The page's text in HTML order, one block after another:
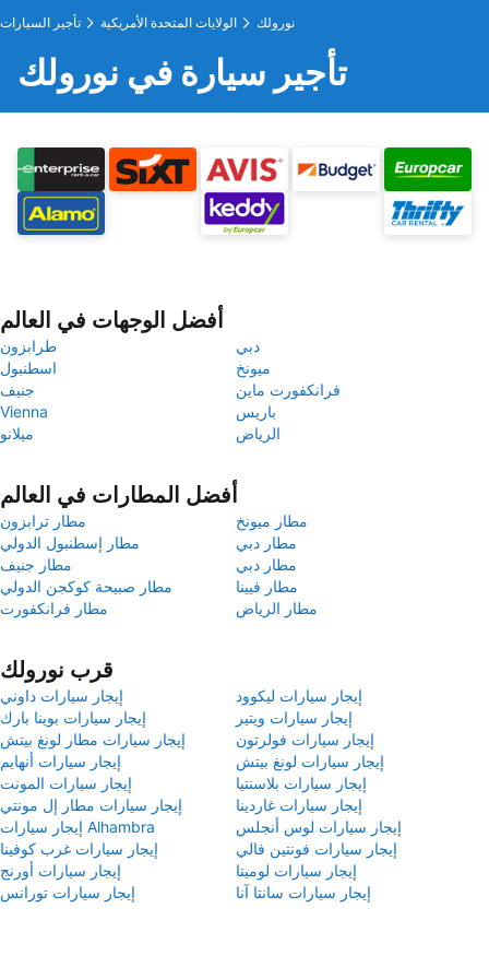
تأجير السيارات الولايات المتحدة الأمريكية نورولك
تأجير سيارة في نورولك
أفضل الوجهات في العالم
طرابزون
دبي
اسطنبول
ميونخ
جنيف
فرانكفورت ماين
Vienna
باريس
ميلانو
الرياض
أفضل المطارات في العالم
مطار ترابزون
مطار ميونخ
مطار إسطنبول الدولي
مطار دبي
مطار جنيف
مطار دبي
مطار صبيحة كوكجن الدولي
مطار فيينا
مطار فرانكفورت
مطار الرياض
قرب نورولك
إيجار سيارات داوني
إيجار سيارات ليكوود
إيجار سيارات بوينا بارك
إيجار سيارات ويتير
إيجار سيارات مطار لونغ بيتش
إيجار سيارات فولرتون
إيجار سيارات أنهايم
إيجار سيارات لونغ بيتش
إيجار سيارات المونت
إيجار سيارات بلاسنتيا
إيجار سيارات مطار إل مونتي
إيجار سيارات غاردينا
إيجار سيارات Alhambra
إيجار سيارات لوس أنجلس
إيجار سيارات غرب كوفينا
إيجار سيارات فونتين فالي
إيجار سيارات أورنج
إيجار سيارات لوميتا
إيجار سيارات تورانس
إيجار سيارات سانتا آنا